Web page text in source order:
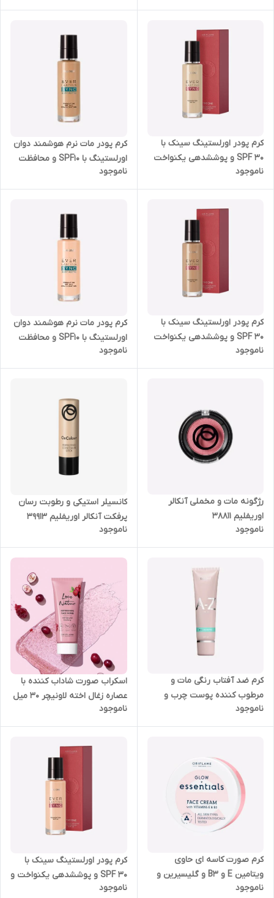
43511
35782
کرم پودر اورلستینگ سینک با
SPF 30 و پوششدهی یکنواخت
35779
ناموجود
کرم پودر مات نرم هوشمند دوان
اورلستینگ با SPF10 و محافظت
کننده UV روشن اوریفلیم 42127
ناموجود
کرم پودر اورلستینگ سینک با
SPF 30 و پوششدهی یکنواخت
35785
ناموجود
کرم پودر مات نرم هوشمند دوان
اورلستینگ با SPF10 و محافظت
کننده UV روشن اوریفلیم 42126
ناموجود
رژگونه مات و مخملی آنکالر
اوریفلیم 38811
ناموجود
کانسیلر استیکی و رطوبت رسان
پرفکت آنکالر اوریفلیم 39913
ناموجود
کرم ضد آفتاب رنگی مات و
مرطوب کننده پوست چرب و
میل 43462
ناموجود
اسکراب صورت شاداب کننده با
عصاره زغال اخته لاونیچر 30 میل
اوریفلیم 44158
ناموجود
کرم صورت کاسه ای حاوی
ویتامین E و B3 و گلیسیرین و
ناموجود
کرم پودر اورلستینگ سینک با
SPF 30 و پوششدهی یکنواخت و
ناموجود